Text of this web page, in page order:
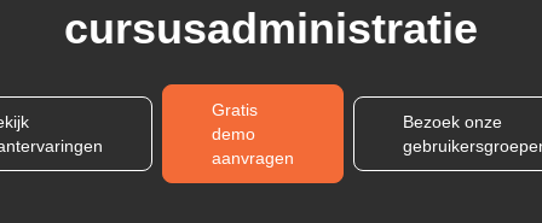
cursusadministratie
Gratis
demo
aanvragen
Bezoek onze